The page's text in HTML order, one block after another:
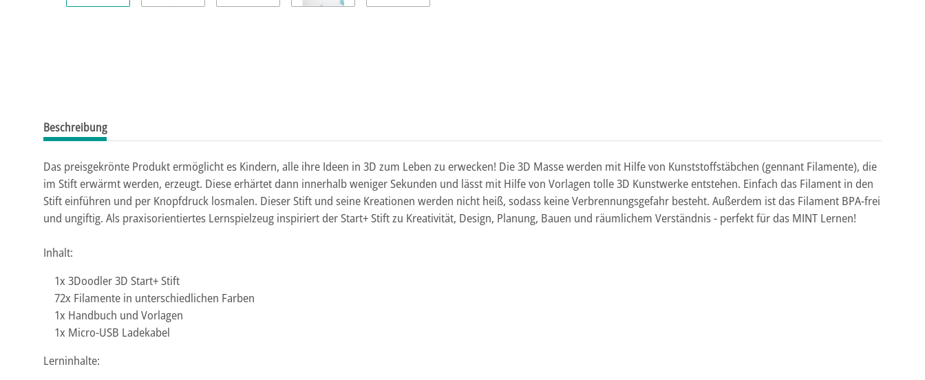
Beschreibung
Das preisgekrönte Produkt ermöglicht es Kindern, alle ihre Ideen in 3D zum Leben zu erwecken! Die 3D Masse werden mit Hilfe von Kunststoffstäbchen (gennant Filamente), die
im Stift erwärmt werden, erzeugt. Diese erhärtet dann innerhalb weniger Sekunden und lässt mit Hilfe von Vorlagen tolle 3D Kunstwerke entstehen. Einfach das Filament in den
Stift einführen und per Knopfdruck losmalen. Dieser Stift und seine Kreationen werden nicht heiß, sodass keine Verbrennungsgefahr besteht. Außerdem ist das Filament BPA-frei
und ungiftig. Als praxisorientiertes Lernspielzeug inspiriert der Start+ Stift zu Kreativität, Design, Planung, Bauen und räumlichem Verständnis - perfekt für das MINT Lernen!
Inhalt:
1x 3Doodler 3D Start+ Stift
72x Filamente in unterschiedlichen Farben
1x Handbuch und Vorlagen
1x Micro-USB Ladekabel
Lerninhalte: